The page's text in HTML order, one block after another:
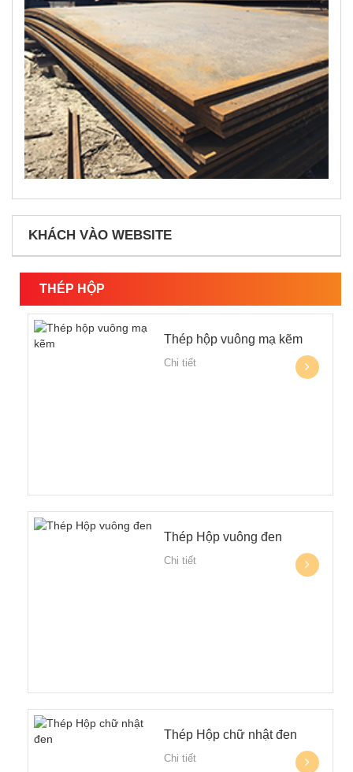
KHÁCH VÀO WEBSITE
THÉP HỘP
Thép hộp vuông mạ kẽm
Chi tiết
Thép Hộp vuông đen
Chi tiết
Thép Hộp chữ nhật đen
Chi tiết